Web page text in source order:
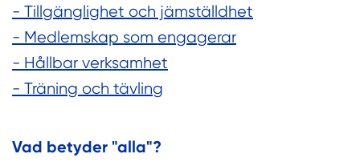
- Tillgänglighet och jämställdhet
- Medlemskap som engagerar
- Hållbar verksamhet
- Träning och tävling
Vad betyder "alla"?